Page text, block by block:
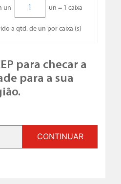
un un = 1 caixa
a qtd. de un por caixa (s)
para checar a
para a sua
CONTINUAR